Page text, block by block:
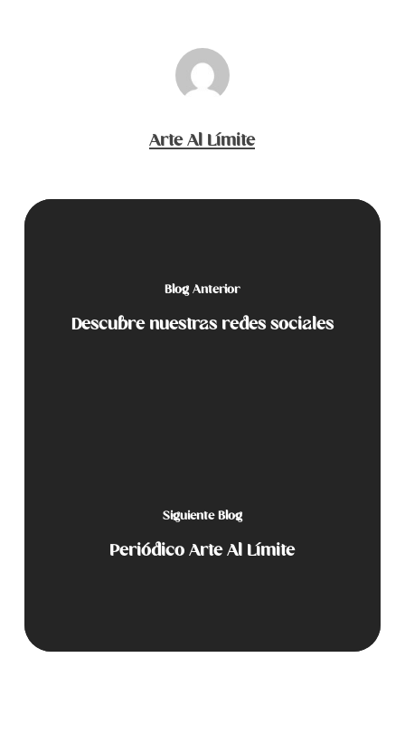
Arte Al Límite
Blog Anterior
Descubre nuestras redes sociales
Siguiente Blog
Periódico Arte Al Límite